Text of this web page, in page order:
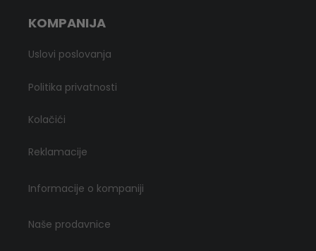
KOMPANIJA
Uslovi poslovanja
Politika privatnosti
Kolačići
Reklamacije
Informacije o kompaniji
Naše prodavnice